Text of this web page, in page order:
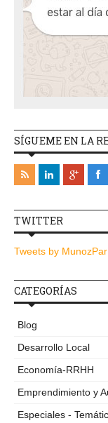
SÍGUEME EN LA
TWITTER
Tweets by
CATEGORÍAS
Blog
Desarrollo Local
Economía-RRHH
Emprendimiento y
Especiales -